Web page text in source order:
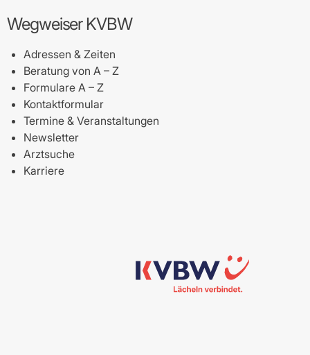
Wegweiser KVBW
Adressen & Zeiten
Beratung von A – Z
Formulare A – Z
Kontaktformular
Termine & Veranstaltungen
Newsletter
Arztsuche
Karriere